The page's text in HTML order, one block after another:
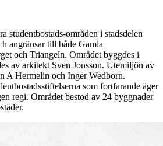
studentbostads-områden i stadsdelen
angränsar till både Gamla
och Triangeln. Området byggdes i
av arkitekt Sven Jonsson. Utemiljön av
A Hermelin och Inger Wedborn.
som fortfarande äger
regi. Området bestod av 24 byggnader